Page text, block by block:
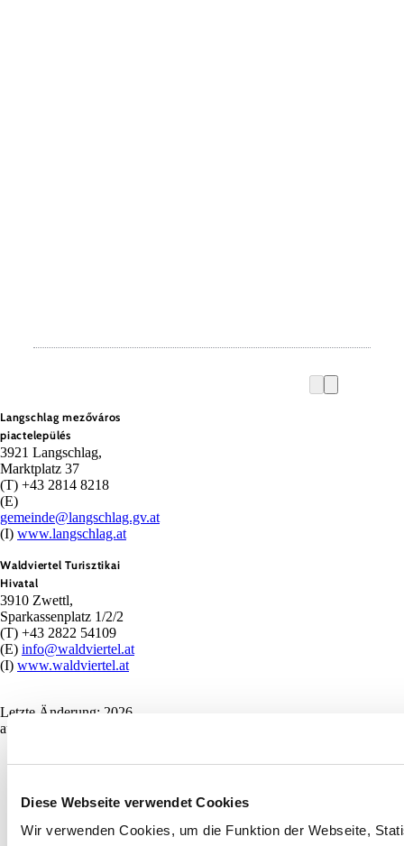
Diese Webseite verwendet Cookies
Wir verwenden Cookies, um die Funktion der Webseite,
Langschlag mezőváros
piactelepülés
3921 Langschlag,
Marktplatz 37
(T) +43 2814 8218
(E)
gemeinde@langschlag.gv.at
(I) www.langschlag.at
Waldviertel Turisztikai
Hivatal
3910 Zwettl,
Sparkassenplatz 1/2/2
(T) +43 2822 54109
(E) info@waldviertel.at
(I) www.waldviertel.at
Letzte Änderung: 2026.
aug. 3.